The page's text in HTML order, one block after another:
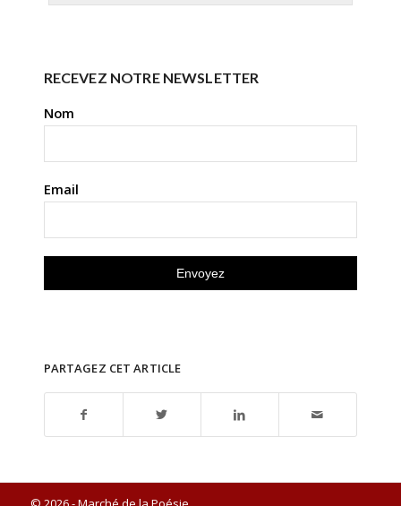
RECEVEZ NOTRE NEWSLETTER
Nom
Email
PARTAGEZ CET ARTICLE